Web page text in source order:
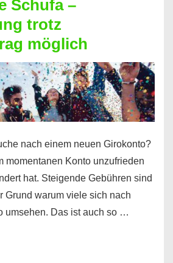
Schufa –
trotz
möglich
nach einem neuen Girokonto?
momentanen Konto unzufrieden
hat. Steigende Gebühren sind
Grund warum viele sich nach
umsehen. Das ist auch so …